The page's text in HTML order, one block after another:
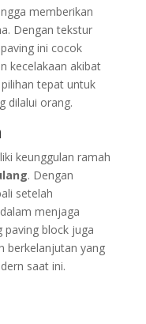
memberikan
Dengan tekstur
ini cocok
kecelakaan akibat
tepat untuk
dilalui orang.
keunggulan ramah
. Dengan
setelah
menjaga
paving block juga
berkelanjutan yang
saat ini.